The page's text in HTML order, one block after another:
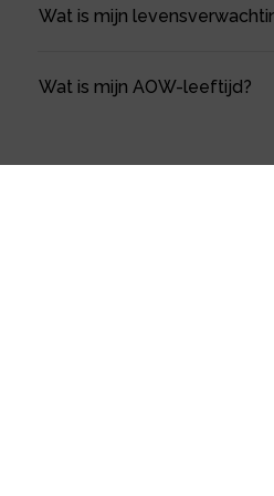
Wat is mijn
Wat is mijn AOW-leeftijd?